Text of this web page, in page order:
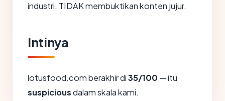
industri. TIDAK membuktikan konten jujur.
Intinya
lotusfood.com berakhir di35/100 — itu
suspiciousdalam skala kami.